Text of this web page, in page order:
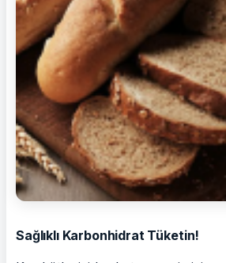
Sağlıklı Karbonhidrat Tüketin!